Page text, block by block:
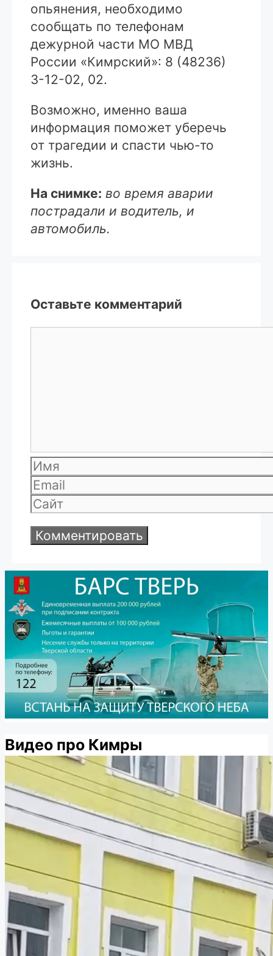
опьянения, необходимо
сообщать по телефонам
дежурной части МО МВД
России «Кимрский»: 8 (48236)
3-12-02, 02.
Возможно, именно ваша
информация поможет уберечь
от трагедии и спасти чью-то
жизнь.
На снимке: во время аварии
пострадали и водитель, и
автомобиль.
Оставьте комментарий
Имя
Email
Сайт
Видео про Кимры